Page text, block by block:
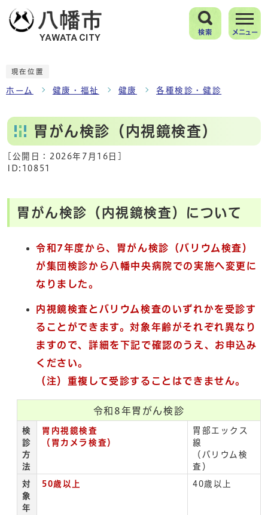
検索 メニュー
現在位置
ホーム 健康・福祉 健康 各種検診・健診
胃がん検診（内視鏡検査）
[公開日： 2026年7月16日
ID:10851
胃がん検診（内視鏡検査）について
令和7年度から、胃がん検診（バリウム検査）
が集団検診から八幡中央病院での実施へ変更に
なりました。
内視鏡検査とバリウム検査のいずれかを受診す
ることができます。対象年齢がそれぞれ異なり
ますので、詳細を下記で確認のうえ、お申込み
ください。
（注）重複して受診することはできません。
令和8年胃がん検診
検
診
方
法
胃内視鏡検査
（胃カメラ検査）
胃部エックス
線
（バリウム検
査）
対
象
年
50歳以上 40歳以上